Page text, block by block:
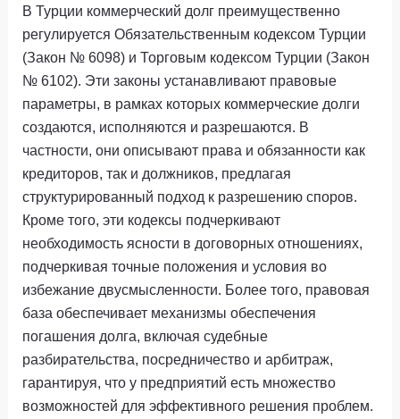
В Турции коммерческий долг преимущественно
регулируется Обязательственным кодексом Турции
(Закон № 6098) и Торговым кодексом Турции (Закон
№ 6102). Эти законы устанавливают правовые
параметры, в рамках которых коммерческие долги
создаются, исполняются и разрешаются. В
частности, они описывают права и обязанности как
кредиторов, так и должников, предлагая
структурированный подход к разрешению споров.
Кроме того, эти кодексы подчеркивают
необходимость ясности в договорных отношениях,
подчеркивая точные положения и условия во
избежание двусмысленности. Более того, правовая
база обеспечивает механизмы обеспечения
погашения долга, включая судебные
разбирательства, посредничество и арбитраж,
гарантируя, что у предприятий есть множество
возможностей для эффективного решения проблем.